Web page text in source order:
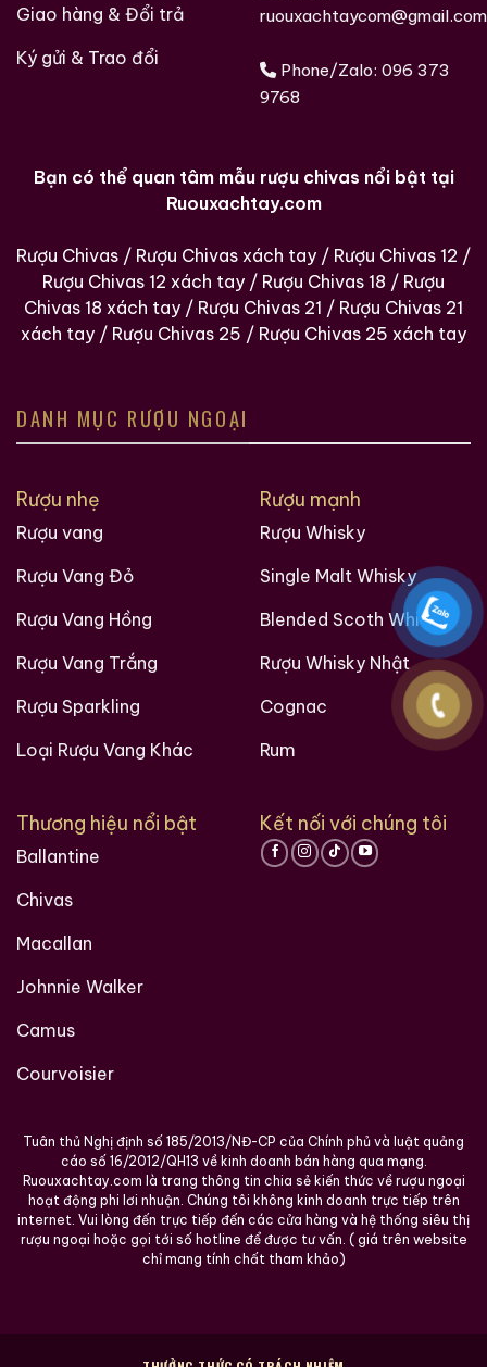
Hàng Ngàn Khách Hàng Của ruouxachtay.com
Ruouxachtay.com
Giao hàng & Đổi trả
Ký gửi & Trao đổi
ruouxachtaycom@gmail.com
Phone/Zalo: 096 373
9768
Bạn có thể quan tâm mẫu rượu chivas nổi bật tại
Ruouxachtay.com
Rượu Chivas / Rượu Chivas xách tay / Rượu Chivas 12 /
Rượu Chivas 12 xách tay / Rượu Chivas 18 / Rượu
Chivas 18 xách tay / Rượu Chivas 21 / Rượu Chivas 21
xách tay / Rượu Chivas 25 / Rượu Chivas 25 xách tay
DANH MỤC RƯỢU NGOẠI
Rượu nhẹ
Rượu vang
Rượu Vang Đỏ
Rượu Vang Hồng
Rượu Vang Trắng
Rượu Sparkling
Loại Rượu Vang Khác
Rượu mạnh
Rượu Whisky
Single Malt Whisky
Blended Scoth Whisky
Rượu Whisky Nhật
Cognac
Rum
Thương hiệu nổi bật
Ballantine
Chivas
Macallan
Johnnie Walker
Camus
Courvoisier
Kết nối với chúng tôi
Tuân thủ Nghị định số 185/2013/NĐ-CP của Chính phủ và luật quảng
cáo số 16/2012/QH13 về kinh doanh bán hàng qua mạng.
Ruouxachtay.com là trang thông tin chia sẻ kiến thức về rượu ngoại
hoạt động phi lơi nhuận. Chúng tôi không kinh doanh trực tiếp trên
internet. Vui lòng đến trực tiếp đến các cửa hàng và hệ thống siêu thị
rượu ngoại hoặc gọi tới số hotline để được tư vấn. ( giá trên website
chỉ mang tính chất tham khảo)